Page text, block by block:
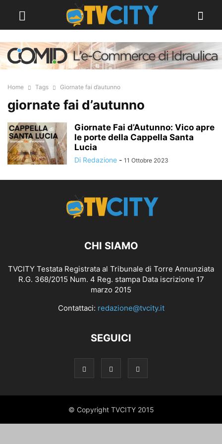
Home Tags Giornate fai d’autunno
giornate fai d’autunno
Giornate Fai d’Autunno: Vico apre
le porte della Cappella Santa
Lucia
Di Redazione - 11 Ottobre 2023
CHI SIAMO
TVCITY Testata Registrata al Tribunale di Torre Annunziata
R.G. 368/2015 Num. 4 Reg. stampa Data iscrizione 17
marzo 2015
Contattaci: redazione@tvcity.it
SEGUICI
© Copyright TVCITY 2015